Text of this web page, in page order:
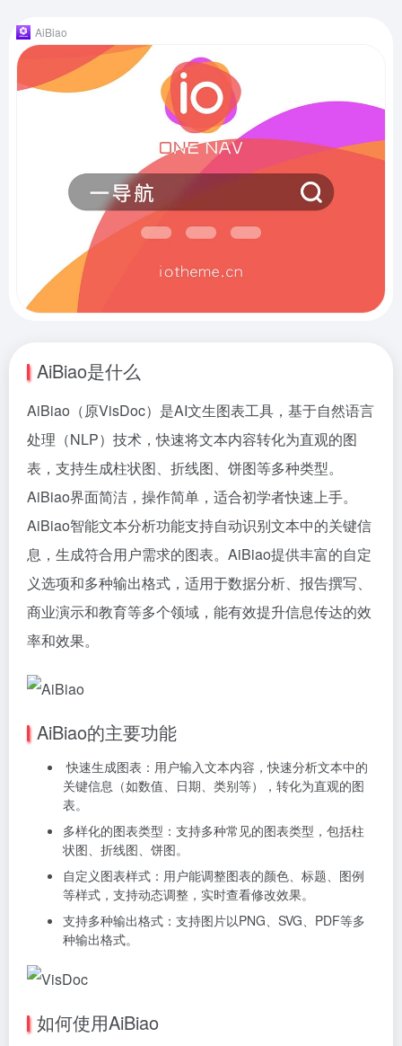
AiBiao
AiBiao是什么
AiBiao（原VisDoc）是AI文生图表工具，基于自然语言
处理（NLP）技术，快速将文本内容转化为直观的图
表，支持生成柱状图、折线图、饼图等多种类型。
AiBiao界面简洁，操作简单，适合初学者快速上手。
AiBiao智能文本分析功能支持自动识别文本中的关键信
息，生成符合用户需求的图表。AiBiao提供丰富的自定
义选项和多种输出格式，适用于数据分析、报告撰写、
商业演示和教育等多个领域，能有效提升信息传达的效
率和效果。
AiBiao的主要功能
快速生成图表：用户输入文本内容，快速分析文本中的
关键信息（如数值、日期、类别等），转化为直观的图
表。
多样化的图表类型：支持多种常见的图表类型，包括柱
状图、折线图、饼图。
自定义图表样式：用户能调整图表的颜色、标题、图例
等样式，支持动态调整，实时查看修改效果。
支持多种输出格式：支持图片以PNG、SVG、PDF等多
种输出格式。
如何使用AiBiao